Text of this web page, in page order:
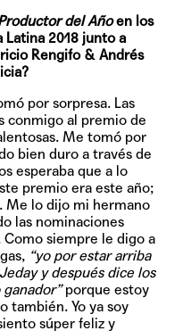
del Añoen los
Latina 2018 junto a
Rengifo & Andrés
por sorpresa. Las
conmigo al premio de
Me tomó por
bien duro a través de
esperaba que a lo
premio era este año;
Me lo dijo mi hermano
las nominaciones
siempre le digo a
“yo por estar arriba
y después dice los
porque estoy
también. Yo ya soy
súper feliz y